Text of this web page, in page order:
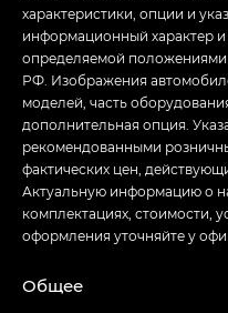
характеристики, опции и
информационный характер
определяемой положениями
РФ. Изображения
моделей, часть
дополнительная опция.
рекомендованными
фактических цен,
Актуальную информацию о
комплектациях, стоимости,
оформления уточняйте у
Общее